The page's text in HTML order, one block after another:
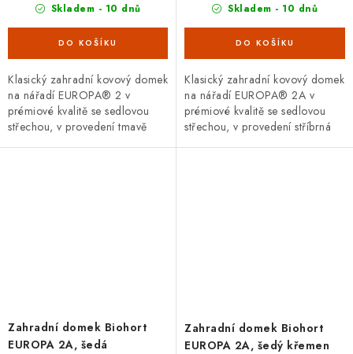
Skladem - 10 dnů
Klasický zahradní kovový domek
na nářadí EUROPA® 2 v
prémiové kvalitě se sedlovou
střechou, v provedení tmavě
Skladem - 10 dnů
Klasický zahradní kovový domek
na nářadí EUROPA® 2A v
prémiové kvalitě se sedlovou
střechou, v provedení stříbrná
Zahradní domek Biohort
EUROPA 2A, šedá
Zahradní domek Biohort
EUROPA 2A, šedý křemen